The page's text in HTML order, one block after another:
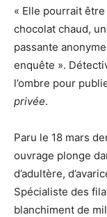
« Elle pourrait
chocolat chaud,
passante
enquête ».
l’ombre pour
privée.
Paru le 18 mars
ouvrage plonge
d’adultère,
Spécialiste des
blanchiment de